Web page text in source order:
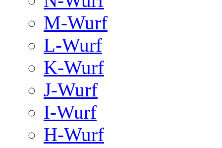
M-Wurf
L-Wurf
K-Wurf
J-Wurf
I-Wurf
H-Wurf